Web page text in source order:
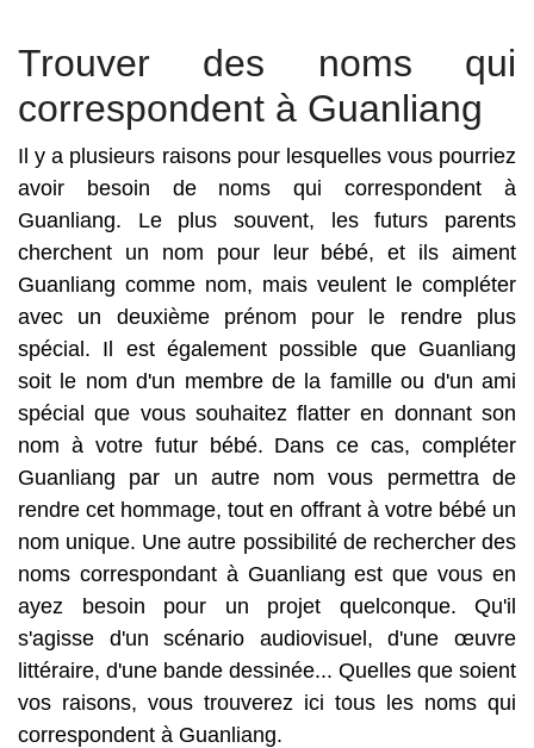
Trouver des noms qui
correspondent à Guanliang
Il y a plusieurs raisons pour lesquelles vous pourriez
avoir besoin de noms qui correspondent à
Guanliang. Le plus souvent, les futurs parents
cherchent un nom pour leur bébé, et ils aiment
Guanliang comme nom, mais veulent le compléter
avec un deuxième prénom pour le rendre plus
spécial. Il est également possible que Guanliang
soit le nom d'un membre de la famille ou d'un ami
spécial que vous souhaitez flatter en donnant son
nom à votre futur bébé. Dans ce cas, compléter
Guanliang par un autre nom vous permettra de
rendre cet hommage, tout en offrant à votre bébé un
nom unique. Une autre possibilité de rechercher des
noms correspondant à Guanliang est que vous en
ayez besoin pour un projet quelconque. Qu'il
s'agisse d'un scénario audiovisuel, d'une œuvre
littéraire, d'une bande dessinée... Quelles que soient
vos raisons, vous trouverez ici tous les noms qui
correspondent à Guanliang.